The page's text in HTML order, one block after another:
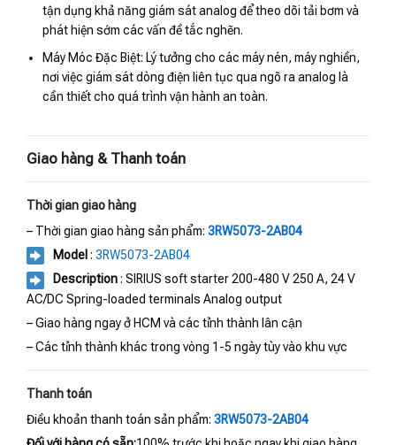
tận dụng khả năng giám sát analog để theo dõi tải bơm và
phát hiện sớm các vấn đề tắc nghẽn.
Máy Móc Đặc Biệt: Lý tưởng cho các máy nén, máy nghiền,
nơi việc giám sát dòng điện liên tục qua ngõ ra analog là
cần thiết cho quá trình vận hành an toàn.
Giao hàng & Thanh toán
Thời gian giao hàng
– Thời gian giao hàng sản phẩm: 3RW5073-2AB04
Model : 3RW5073-2AB04
Description: SIRIUS soft starter 200-480 V 250 A, 24 V
AC/DC Spring-loaded terminals Analog output
– Giao hàng ngay ở HCM và các tỉnh thành lân cận
– Các tỉnh thành khác trong vòng 1-5 ngày tùy vào khu vực
Thanh toán
Điều khoản thanh toán sản phẩm: 3RW5073-2AB04